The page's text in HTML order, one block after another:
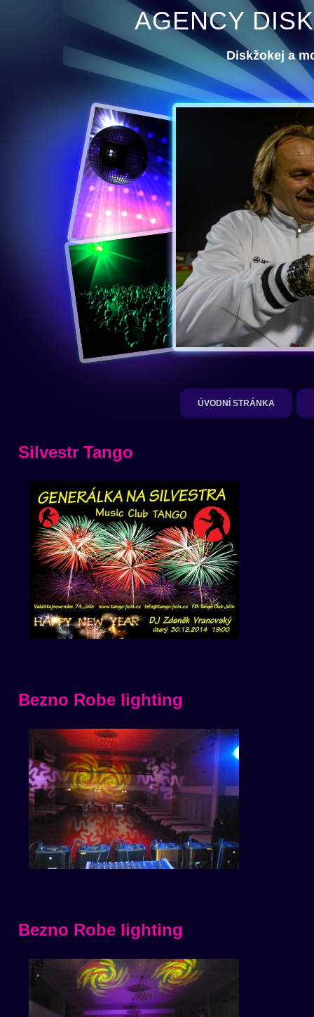
AGENCY
Diskžokej a
ÚVODNÍ STRÁNKA
Silvestr Tango
Bezno Robe lighting
Bezno Robe lighting